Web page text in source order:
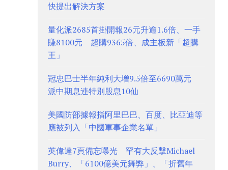
快提出解決方案
量化派2685首掛開報26元升逾1.6倍、一手
賺8100元 超購9365倍、成主板新「超購
王」
冠忠巴士半年純利大增9.5倍至6690萬元
派中期息連特別股息10仙
美國防部據報指阿里巴巴、百度、比亞迪等
應被列入「中國軍事企業名單」
英偉達7頁備忘曝光 罕有大反擊Michael
Burry、「6100億美元舞弊」、「折舊年